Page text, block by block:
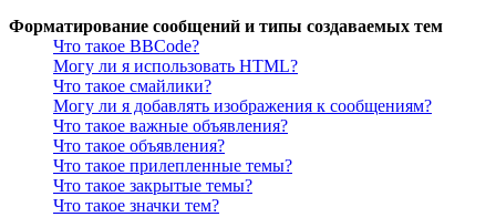
Форматирование сообщений и типы создаваемых тем
Что такое BBCode?
Могу ли я использовать HTML?
Что такое смайлики?
Могу ли я добавлять изображения к сообщениям?
Что такое важные объявления?
Что такое объявления?
Что такое прилепленные темы?
Что такое закрытые темы?
Что такое значки тем?